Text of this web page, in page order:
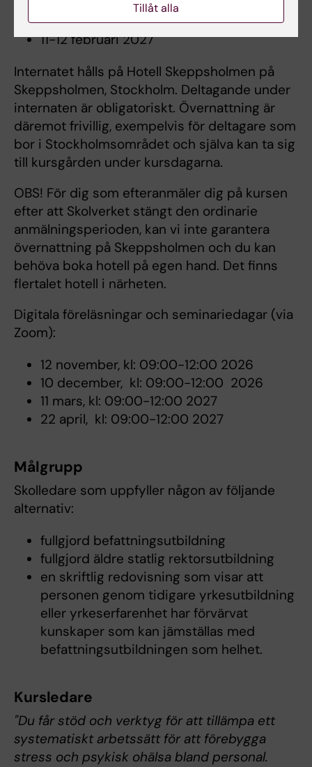
15-16 oktober 2026
11-12 februari 2027
Internatet hålls på Hotell Skeppsholmen på
Skeppsholmen, Stockholm. Deltagande under
internaten är obligatoriskt. Övernattning är
däremot frivillig, exempelvis för deltagare som
bor i Stockholmsområdet och själva kan ta sig
till kursgården under kursdagarna.
OBS! För dig som efteranmäler dig på kursen
efter att Skolverket stängt den ordinarie
anmälningsperioden, kan vi inte garantera
övernattning på Skeppsholmen och du kan
behöva boka hotell på egen hand. Det finns
flertalet hotell i närheten.
Digitala föreläsningar och seminariedagar (via
Zoom):
12 november, kl: 09:00-12:00 2026
10 december, kl: 09:00-12:00 2026
11 mars, kl: 09:00-12:00 2027
22 april, kl: 09:00-12:00 2027
Målgrupp
Skolledare som uppfyller någon av följande
alternativ:
fullgjord befattningsutbildning
fullgjord äldre statlig rektorsutbildning
en skriftlig redovisning som visar att
personen genom tidigare yrkesutbildning
eller yrkeserfarenhet har förvärvat
kunskaper som kan jämställas med
befattningsutbildningen som helhet.
Kursledare
"Du får stöd och verktyg för att tillämpa ett
systematiskt arbetssätt för att förebygga
stress och psykisk ohälsa bland personal.
Tillåt alla